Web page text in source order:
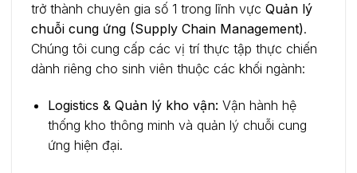
trở thành chuyên gia số 1 trong lĩnh vực Quản lý
chuỗi cung ứng (Supply Chain Management).
Chúng tôi cung cấp các vị trí thực tập thực chiến
dành riêng cho sinh viên thuộc các khối ngành:
Logistics & Quản lý kho vận: Vận hành hệ
thống kho thông minh và quản lý chuỗi cung
ứng hiện đại.